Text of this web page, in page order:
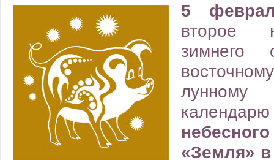
5
второе
зимнего
«Земля»